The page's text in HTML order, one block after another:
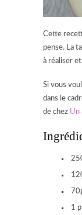
Cette
pense. La
à réaliser
Si vous
dans le
de chez Un
1